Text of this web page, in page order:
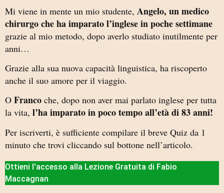
Mi viene in mente un mio studente, Angelo, un medico
chirurgo che ha imparato l’inglese in poche settimane
grazie al mio metodo, dopo averlo studiato inutilmente per
anni…
Grazie alla sua nuova capacità linguistica, ha riscoperto
anche il suo amore per il viaggio.
O Franco che, dopo non aver mai parlato inglese per tutta
la vita, l’ha imparato in poco tempo all’età di 83 anni!
Per iscriverti, è sufficiente compilare il breve Quiz da 1
minuto che trovi cliccando sul bottone nell’articolo.
Ottieni l'accesso alla Lezione Gratuita di Fabio
Maccagnan